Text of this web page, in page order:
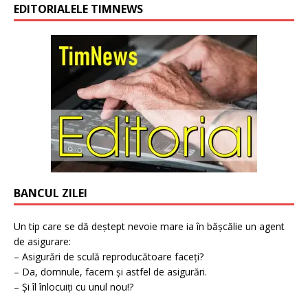
EDITORIALELE TIMNEWS
BANCUL ZILEI
Un tip care se dă deștept nevoie mare ia în bășcălie un agent
de asigurare:
– Asigurări de sculă reproducătoare faceți?
– Da, domnule, facem și astfel de asigurări.
– Și îl înlocuiți cu unul nou!?